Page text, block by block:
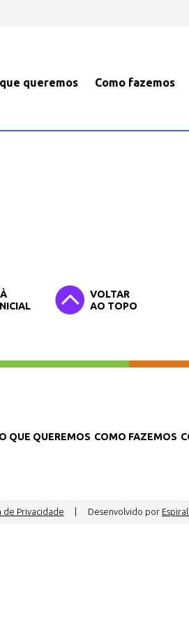
queremos Como fazemos
VOLTAR
AO TOPO
O QUE QUEREMOS COMO FAZEMOS
de Privacidade Desenvolvido por